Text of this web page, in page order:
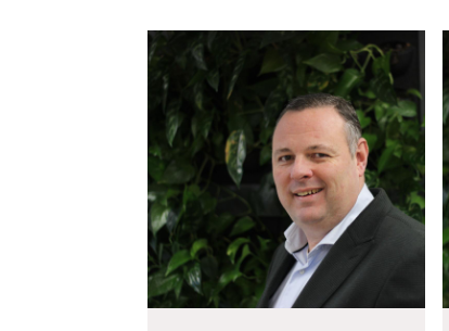
trouwambtenaren
Trouwambtenaren
in
Oude
IJsselstreek